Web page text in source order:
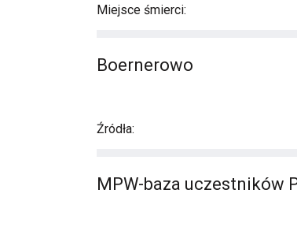
Miejsce śmierci:
Boernerowo
Źródła:
MPW-baza uczestników